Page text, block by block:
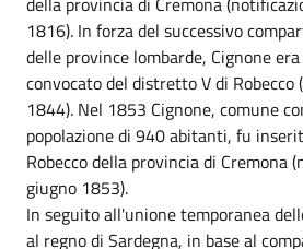
1816). In forza del successivo
delle province lombarde, Cignone
convocato del distretto V di
1844). Nel 1853 Cignone, comune
popolazione di 940 abitanti, fu
Robecco della provincia di Cremona
giugno 1853).
In seguito all'unione temporanea
al regno di Sardegna, in base al